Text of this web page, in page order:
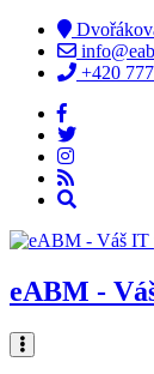
+420
eABM -